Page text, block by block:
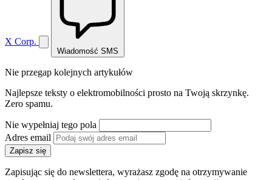
X Corp.
Wiadomość SMS
Nie przegap kolejnych artykułów
Najlepsze teksty o elektromobilności prosto na Twoją skrzynkę.
Zero spamu.
Nie wypełniaj tego pola
Adres email
Zapisz się
Zapisując się do newslettera, wyrażasz zgodę na otrzymywanie